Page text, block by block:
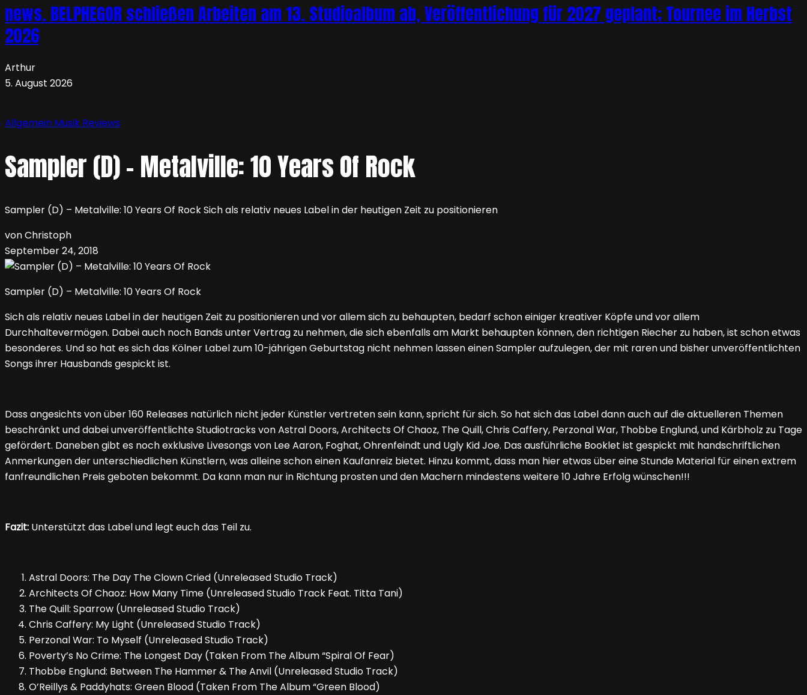
news. BELPHEGOR schließen Arbeiten am 13. Studioalbum ab, Veröffentlichung für 2027 geplant; Tournee im Herbst
2026
Arthur
5. August 2026
Allgemein Musik Reviews
Sampler (D) – Metalville: 10 Years Of Rock
Sampler (D) – Metalville: 10 Years Of Rock Sich als relativ neues Label in der heutigen Zeit zu positionieren
von Christoph
September 24, 2018
Sampler (D) – Metalville: 10 Years Of Rock
Sich als relativ neues Label in der heutigen Zeit zu positionieren und vor allem sich zu behaupten, bedarf schon einiger kreativer Köpfe und vor allem
Durchhaltevermögen. Dabei auch noch Bands unter Vertrag zu nehmen, die sich ebenfalls am Markt behaupten können, den richtigen Riecher zu haben, ist schon etwas
besonderes. Und so hat es sich das Kölner Label zum 10-jährigen Geburtstag nicht nehmen lassen einen Sampler aufzulegen, der mit raren und bisher unveröffentlichten
Songs ihrer Hausbands gespickt ist.
Dass angesichts von über 160 Releases natürlich nicht jeder Künstler vertreten sein kann, spricht für sich. So hat sich das Label dann auch auf die aktuelleren Themen
beschränkt und dabei unveröffentlichte Studiotracks von Astral Doors, Architects Of Chaoz, The Quill, Chris Caffery, Perzonal War, Thobbe Englund, und Kärbholz zu Tage
gefördert. Daneben gibt es noch exklusive Livesongs von Lee Aaron, Foghat, Ohrenfeindt und Ugly Kid Joe. Das ausführliche Booklet ist gespickt mit handschriftlichen
Anmerkungen der unterschiedlichen Künstlern, was alleine schon einen Kaufanreiz bietet. Hinzu kommt, dass man hier etwas über eine Stunde Material für einen extrem
fanfreundlichen Preis geboten bekommt. Da kann man nur in Richtung prosten und den Machern mindestens weitere 10 Jahre Erfolg wünschen!!!
Fazit: Unterstützt das Label und legt euch das Teil zu.
Astral Doors: The Day The Clown Cried (Unreleased Studio Track)
Architects Of Chaoz: How Many Time (Unreleased Studio Track Feat. Titta Tani)
The Quill: Sparrow (Unreleased Studio Track)
Chris Caffery: My Light (Unreleased Studio Track)
Perzonal War: To Myself (Unreleased Studio Track)
Poverty’s No Crime: The Longest Day (Taken From The Album “Spiral Of Fear)
Thobbe Englund: Between The Hammer & The Anvil (Unreleased Studio Track)
O’Reillys & Paddyhats: Green Blood (Taken From The Album “Green Blood)